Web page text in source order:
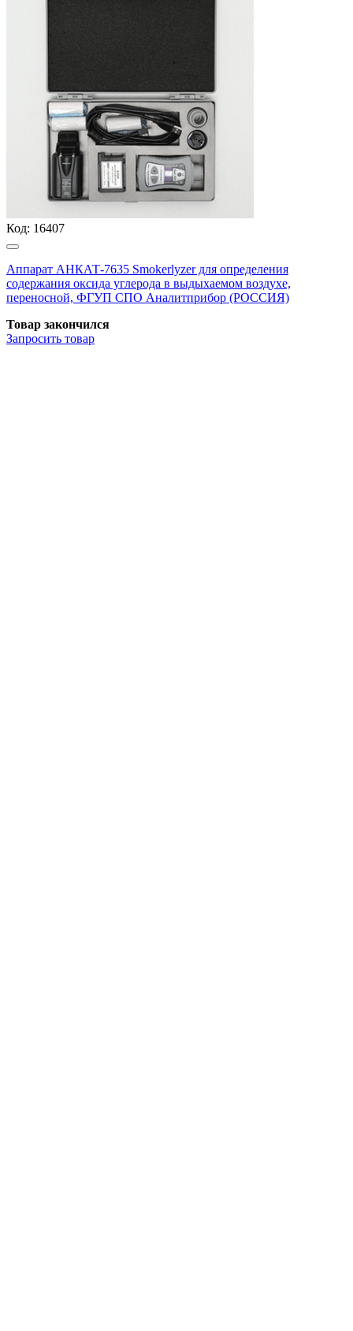
Код: 16407
Аппарат АНКАТ-7635 Smokerlyzer для определения
содержания оксида углерода в выдыхаемом воздухе,
переносной, ФГУП СПО Аналитприбор (РОССИЯ)
Товар закончился
Запросить товар